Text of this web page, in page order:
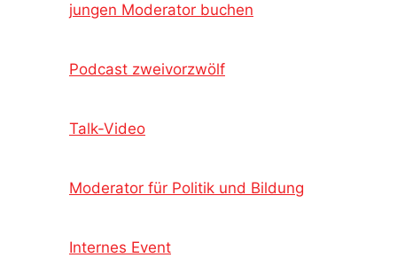
jungen Moderator buchen
Podcast zweivorzwölf
Talk-Video
Moderator für Politik und Bildung
Internes Event